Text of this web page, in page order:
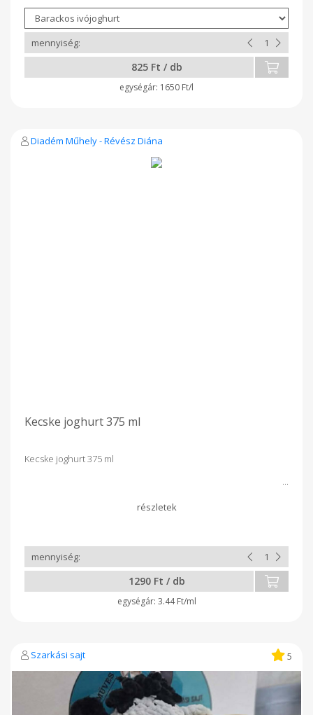
825 Ft / db
1650 Ft/l
Diadém Műhely - Révész Diána
Kecske joghurt 375 ml
Kecske joghurt 375 ml
1290 Ft / db
3.44 Ft/ml
Szarkási sajt 5